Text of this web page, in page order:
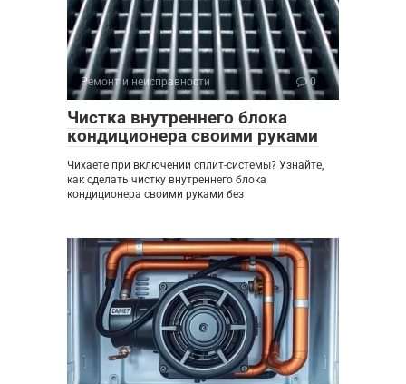
Ремонт и неисправности 0
Чистка внутреннего блока
кондиционера своими руками
Чихаете при включении сплит-системы? Узнайте,
как сделать чистку внутреннего блока
кондиционера своими руками без